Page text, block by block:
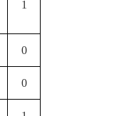
1
0
0